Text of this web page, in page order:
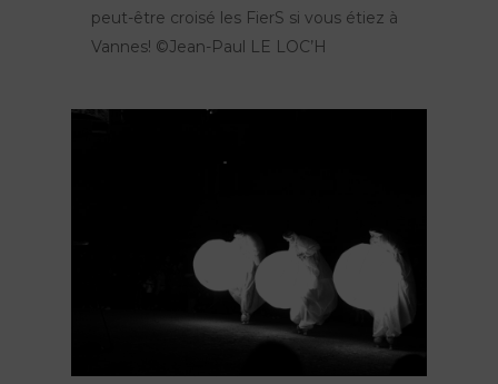
peut-être croisé les FierS si vous étiez à
Vannes! ©Jean-Paul LE LOC’H